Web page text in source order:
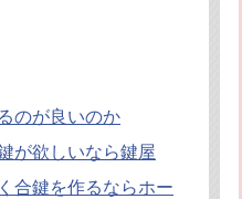
のが良いのか
が欲しいなら鍵屋
合鍵を作るならホー